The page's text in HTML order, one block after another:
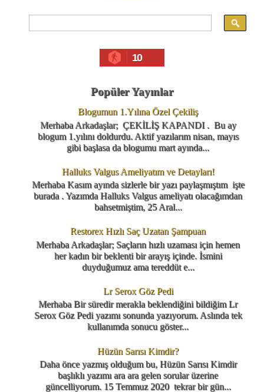
10
Popüler Yayınlar
Blogumun 1.Yılına Özel Çekiliş
Merhaba Arkadaşlar; ÇEKİLİŞ KAPANDI . Bu ay
blogum 1.yılını doldurdu. Aktif yazılarım nisan, mayıs
gibi başlasa da blogumu mart ayında...
Halluks Valgus Ameliyatım ve Detayları!
Merhaba Kasım ayında sizlerle bir yazı paylaşmıştım işte
burada . Yazımda Halluks Valgus ameliyatı olacağımdan
bahsetmiştim, 25 Aral...
Restorex Hızlı Saç Uzatan Şampuan
Merhaba Arkadaşlar; Saçların hızlı uzaması için hemen
her kadın bir beklenti bir arayış içinde. İsmini
duyduğumuz ama tereddüt e...
Lr Serox Göz Pedi
Merhaba Bir süredir merakla beklendiğini bildiğim Lr
Serox Göz Pedi yazımı sonunda yazıyorum. Aslında tek
kullanımda sonucu göster...
Hüzün Sarısı Kimdir?
Daha önce yazmış olduğum bu, Hüzün Sarısı Kimdir
başlıklı yazımı ara ara gelen sorular üzerine
güncelliyorum. 15 Temmuz 2020 tekrar bir gün...